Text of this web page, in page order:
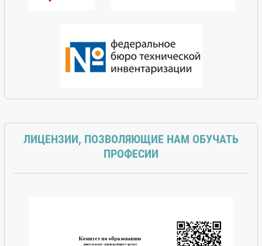
ЛИЦЕНЗИИ, ПОЗВОЛЯЮЩИЕ НАМ ОБУЧАТЬ
ПРОФЕСИИ